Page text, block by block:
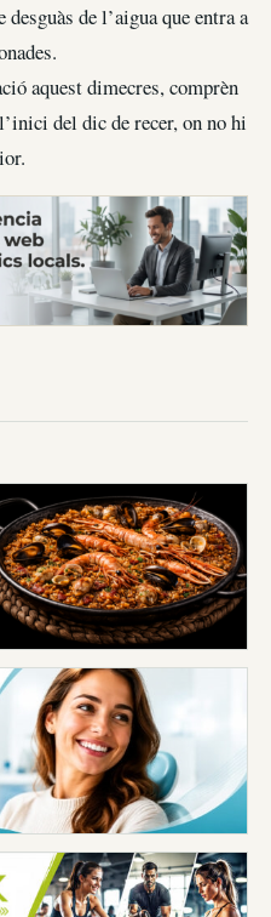
de l’aigua que entra a
aquest dimecres, comprèn
del dic de recer, on no hi